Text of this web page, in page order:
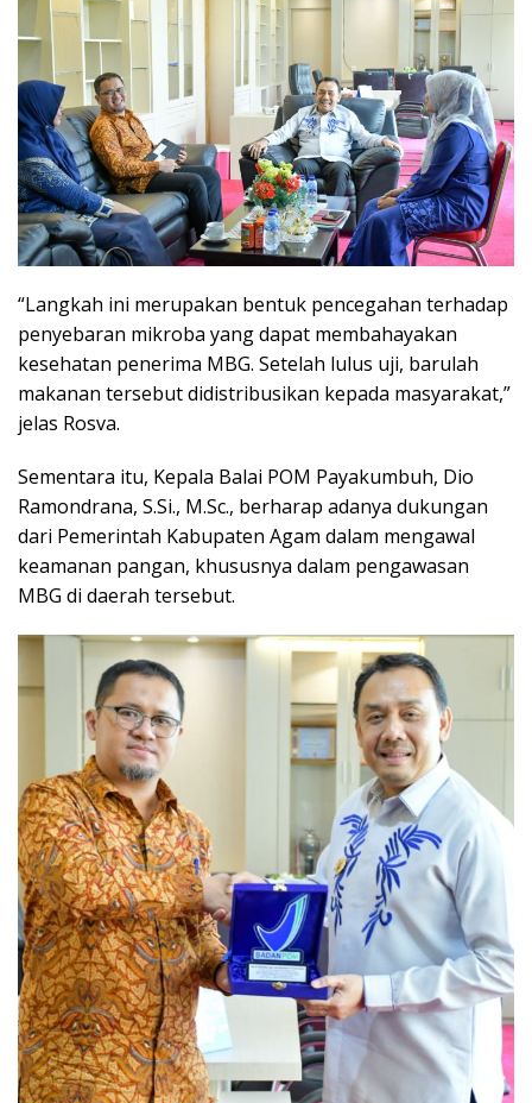
“Langkah ini merupakan bentuk pencegahan terhadap
penyebaran mikroba yang dapat membahayakan
kesehatan penerima MBG. Setelah lulus uji, barulah
makanan tersebut didistribusikan kepada masyarakat,”
jelas Rosva.
Sementara itu, Kepala Balai POM Payakumbuh, Dio
Ramondrana, S.Si., M.Sc., berharap adanya dukungan
dari Pemerintah Kabupaten Agam dalam mengawal
keamanan pangan, khususnya dalam pengawasan
MBG di daerah tersebut.